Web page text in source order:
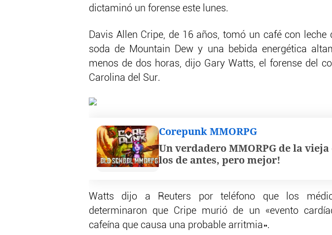
dictaminó un forense este lunes.
Davis Allen Cripe, de 16 años, tomó un café con leche
soda de Mountain Dew y una bebida energética
menos de dos horas, dijo Gary Watts, el forense del
Carolina del Sur.
Corepunk MMORPG
Un verdadero MMORPG de la vieja
los de antes, pero mejor!
Watts dijo a Reuters por teléfono que los
determinaron que Cripe murió de un «evento
cafeína que causa una probable arritmia».